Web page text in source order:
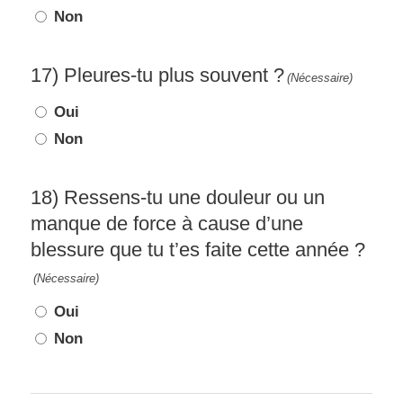
Non
17) Pleures-tu plus souvent ? (Nécessaire)
Oui
Non
18) Ressens-tu une douleur ou un
manque de force à cause d’une
blessure que tu t’es faite cette année ?
(Nécessaire)
Oui
Non